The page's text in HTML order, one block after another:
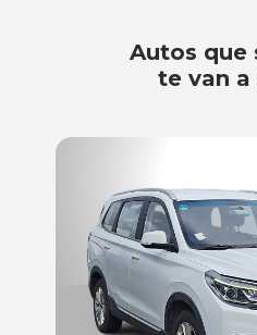
Autos que
te van a